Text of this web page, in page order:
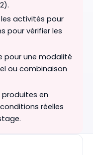
activités pour
pour vérifier les
pour une modalité
ou combinaison
produites en
réelles